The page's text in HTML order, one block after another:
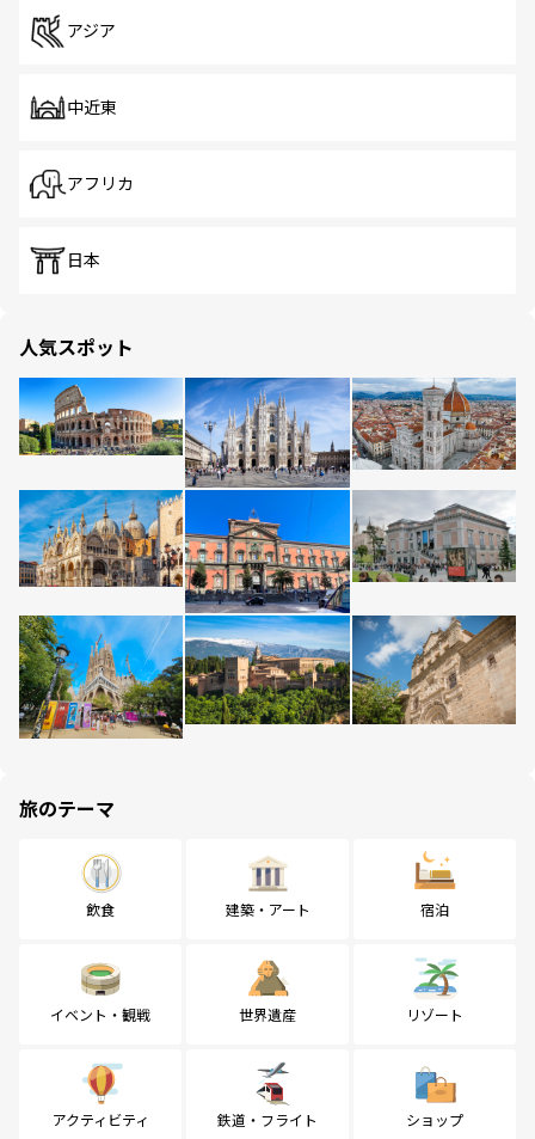
アジア
中近東
アフリカ
日本
人気スポット
旅のテーマ
飲食 建築・アート 宿泊
イベント・観戦 世界遺産 リゾート
アクティビティ 鉄道・フライト ショップ